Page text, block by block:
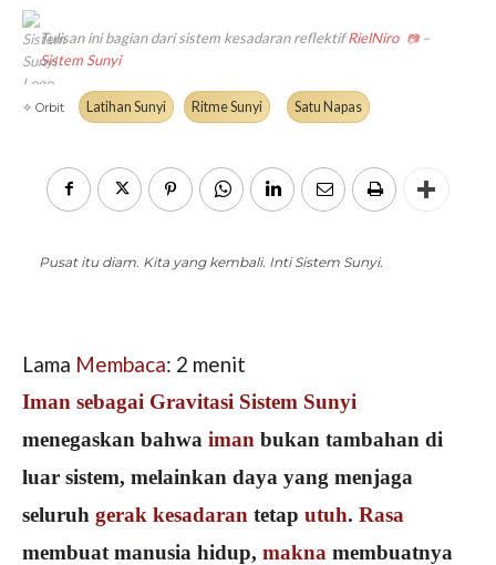
Tulisan ini bagian dari sistem kesadaran reflektifRielNiro 📷–
Sistem Sunyi
✧ Orbit Latihan Sunyi Ritme Sunyi Satu Napas
Pusat itu diam. Kita yang kembali. Inti Sistem Sunyi.
Lama Membaca: 2 menit
Iman sebagai Gravitasi Sistem Sunyi
menegaskan bahwa iman bukan tambahan di
luar sistem, melainkan daya yang menjaga
seluruh gerak kesadaran tetap utuh. Rasa
membuat manusia hidup, makna membuatnya